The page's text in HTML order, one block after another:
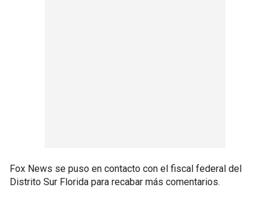
Fox News se puso en contacto con el fiscal federal del
Distrito Sur Florida para recabar más comentarios.